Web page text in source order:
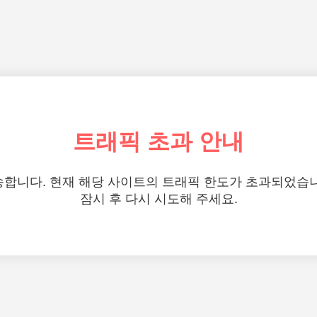
트래픽 초과 안내
합니다. 현재 해당 사이트의 트래픽 한도가 초과되었습
잠시 후 다시 시도해 주세요.